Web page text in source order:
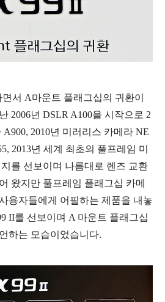
서 A마운트 플래그십의 귀환이
2006년 DSLR A100을 시작으로 2
2010년 미러리스 카메라 NE
2013년 세계 최초의 풀프레임 미
를 선보이며 나름대로 렌즈 교환
왔지만 풀프레임 플래그십 카메
용자들에게 어필하는 제품을 내놓
II를 선보이며 A 마운트 플래그십
하는 모습이었습니다.